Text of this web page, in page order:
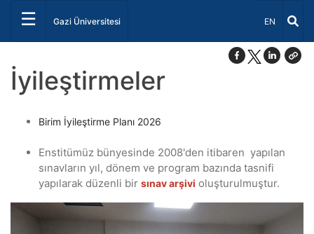
☰ Gazi Üniversitesi Dil Seçiniz
EN
İyileştirmeler
Birim İyileştirme Planı 2026
Enstitümüz bünyesinde 2008'den itibaren yapılan
sınavların yıl, dönem ve program bazında tasnifi
yapılarak düzenli bir sınav arşivi oluşturulmuştur.